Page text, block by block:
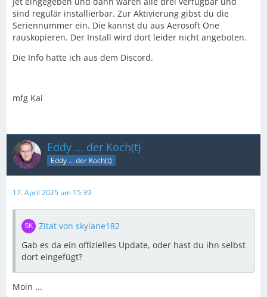
sind regulär installierbar. Zur Aktivierung gibst du die
Seriennummer ein. Die kannst du aus Aerosoft One
rauskopieren. Der Install wird dort leider nicht angeboten.
Die Info hatte ich aus dem Discord.
mfg Kai
Eddy ... der Koch(t)
Eddy ... der Koch(t)
17. April 2025 um 15:39
Zitat von skylane182
Gab es da ein offizielles Update, oder hast du ihn selbst
dort eingefügt?
Moin ...